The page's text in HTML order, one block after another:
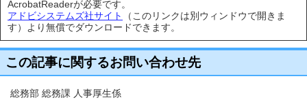
AcrobatReaderが必要です。
アドビシステムズ社サイト
（このリンクは別ウィンドウで開きま
す）より無償でダウンロードできます。
この記事に関するお問い合わせ先
総務部 総務課 人事厚生係